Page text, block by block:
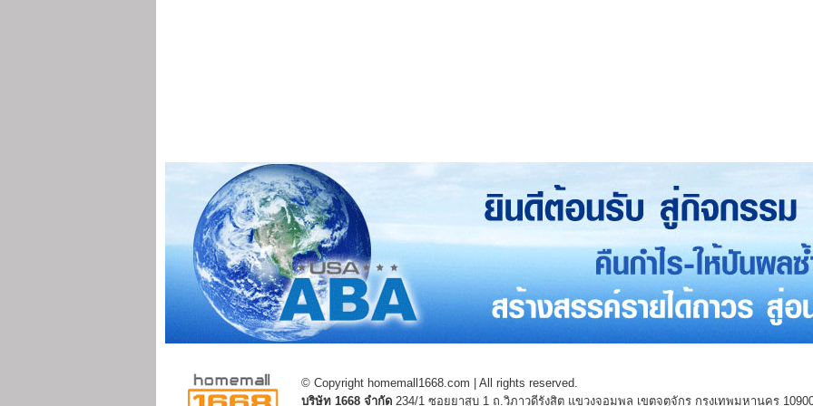
© Copyright homemall1668.com | All rights reserved.
บริษัท 1668 จำกัด234/1 ซอยยาสูบ 1 ถ.วิภาวดีรังสิต แขวงจอมพล เขตจตุจักร กรุงเทพมหานคร